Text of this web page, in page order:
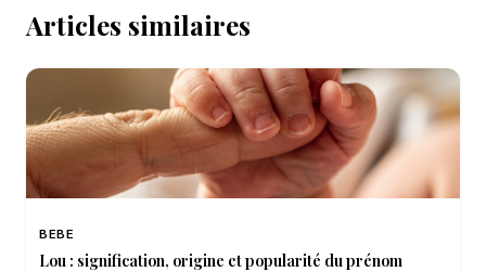
Articles similaires
BEBE
Lou : signification, origine et popularité du prénom